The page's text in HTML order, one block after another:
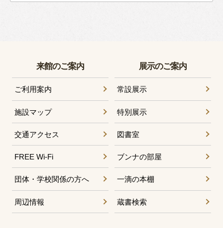
来館のご案内
ご利用案内
施設マップ
交通アクセス
FREE Wi-Fi
団体・学校関係の方へ
周辺情報
展示のご案内
常設展示
特別展示
図書室
ブンナの部屋
一滴の本棚
蔵書検索